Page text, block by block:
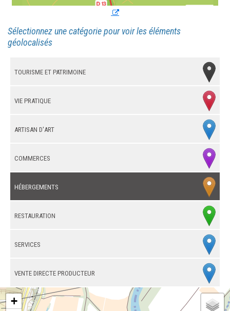
Sélectionnez une catégorie pour voir les éléments
géolocalisés
Tourisme et patrimoine
Vie pratique
Artisan d'art
Commerces
Hébergements
Restauration
Services
Vente directe producteur
+